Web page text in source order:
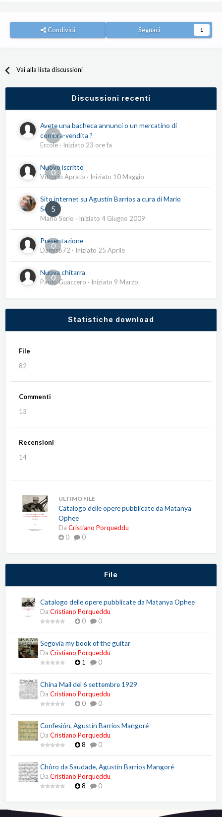
Condividi Seguaci 1
Vai alla lista discussioni
Discussioni recenti
0
Avete una bacheca annunci o un mercatino di
compra-vendita ?
Ercole · Iniziato 23 ore fa
0
Nuovo iscritto
Vittorio Aprato · Iniziato 10 Maggio
5
Sito internet su Agustín Barrios a cura di Mario
Serio
Mario Serio · Iniziato 4 Giugno 2009
0
Presentazione
Damis672 · Iniziato 25 Aprile
0
Nuova chitarra
Paolo Guaccero · Iniziato 9 Marzo
Statistiche download
File
82
Commenti
13
Recensioni
14
ULTIMO FILE
Catalogo delle opere pubblicate da Matanya
Ophee
Da Cristiano Porqueddu
0
0
File
Catalogo delle opere pubblicate da Matanya Ophee
Da Cristiano Porqueddu
0
0
Segovia my book of the guitar
Da Cristiano Porqueddu
1
0
China Mail del 6 settembre 1929
Da Cristiano Porqueddu
0
0
Confesión, Agustín Barrios Mangoré
Da Cristiano Porqueddu
8
0
Chôro da Saudade, Agustín Barrios Mangoré
Da Cristiano Porqueddu
8
0